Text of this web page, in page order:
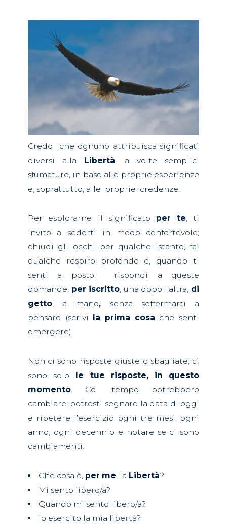
Credo
che ognuno attribuisca significati
diversi alla Libertà, a volte semplici
sfumature, in base alle proprie esperienze
e, soprattutto, alle proprie credenze.
Per esplorarne il significato per te, ti
invito a sederti in modo confortevole;
chiudi gli occhi per qualche istante, fai
qualche respiro profondo e, quando ti
senti a posto,
rispondi a queste
domande, per iscritto, una dopo l’altra, di
getto, a mano, senza soffermarti a
pensare (scrivi la prima cosa che senti
emergere).
Non ci sono risposte giuste o sbagliate; ci
sono solo le tue risposte, in questo
momento. Col tempo potrebbero
cambiare; potresti segnare la data di oggi
e ripetere l’esercizio ogni tre mesi, ogni
anno, ogni decennio e notare se ci sono
cambiamenti.
Che cosa è, per me, la Libertà?
Mi sento libero/a?
Quando mi sento libero/a?
Io esercito la mia libertà?